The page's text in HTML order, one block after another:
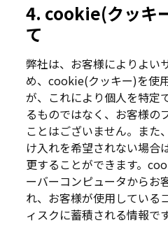
4. cookie(クッキ
て
弊社は、お客様によりよい
め、cookie(クッキー)を使
が、これにより個人を特定
るものではなく、お客様の
ことはございません。ま
け入れを希望されない場合
更することができます。
ーバーコンピュータからお
れ、お客様が使用している
ィスクに蓄積される情報です